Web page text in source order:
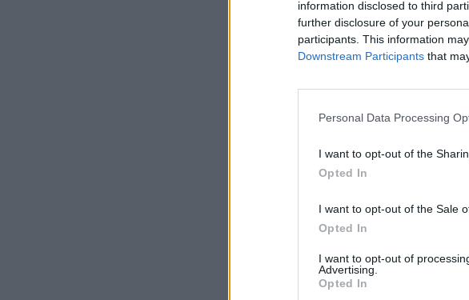
information disclosed to third
further disclosure of your
participants. This information
Downstream Participants that
Personal Data Processing
I want to opt-out of the
Opted In
I want to opt-out of the Sale
Opted In
I want to opt-out of
Advertising.
Opted In
τρόπος που
η ψήφος